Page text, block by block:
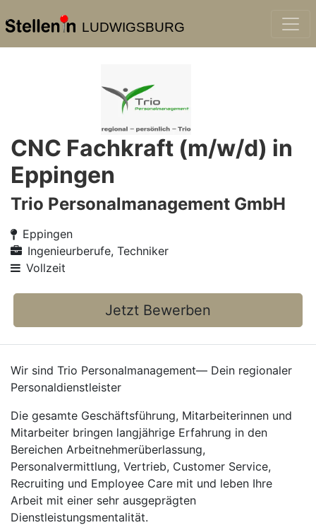
LUDWIGSBURG
CNC Fachkraft (m/w/d) in
Eppingen
Trio Personalmanagement GmbH
Eppingen
Ingenieurberufe, Techniker
Vollzeit
Jetzt Bewerben
Wir sind Trio Personalmanagement— Dein regionaler
Personaldienstleister
Die gesamte Geschäftsführung, Mitarbeiterinnen und
Mitarbeiter bringen langjährige Erfahrung in den
Bereichen Arbeitnehmerüberlassung,
Personalvermittlung, Vertrieb, Customer Service,
Recruiting und Employee Care mit und leben Ihre
Arbeit mit einer sehr ausgeprägten
Dienstleistungsmentalität.